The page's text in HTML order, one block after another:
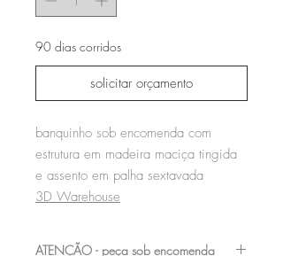
90 dias corridos
solicitar orçamento
banquinho sob encomenda com
estrutura em madeira maciça tingida
e assento em palha sextavada
3D Warehouse
ATENÇÃO - peça sob encomenda